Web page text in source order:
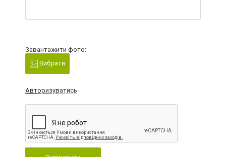
Завантажити фото:
Вибрати
Авторизуватись